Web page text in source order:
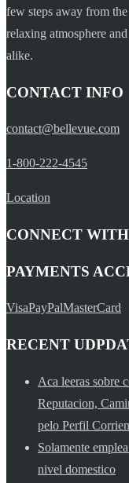
few steps away from
relaxing atmosphere
alike.
CONTACT INFO
contact@bellevue.com
1-800-222-4545
Location
CONNECT
PAYMENTS
VisaPayPalMasterCard
RECENT
Aca leeras sobre
Reputacion,
pelo Perfil
Solamente
nivel domestico